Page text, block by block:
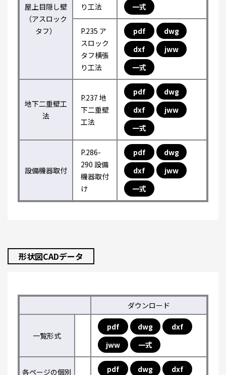
屋上目隠し壁
（アスロック
タフ）
り工法
一式
P.235 ア
スロック
タフ横張
り工法
pdf
dwg
dxf
jww
一式
地下二重壁工
法
P.237 地
下二重壁
工法
pdf
dwg
dxf
jww
一式
設備機器取付
P.286-
290 設備
機器取付
け
pdf
dwg
dxf
jww
一式
形状図CADデータ
ダウンロード
一覧形式
pdf dwg
dxf
jww
一式
各ページの個別
pdf dwg
dxf